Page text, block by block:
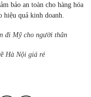
bảo an toàn cho hàng hóa
hiệu quả kinh doanh.
đi Mỹ cho người thân
Hà Nội giá rẻ